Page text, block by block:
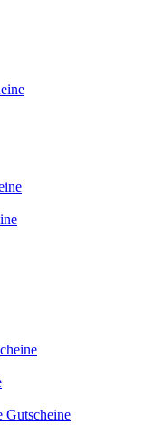
Gutscheine